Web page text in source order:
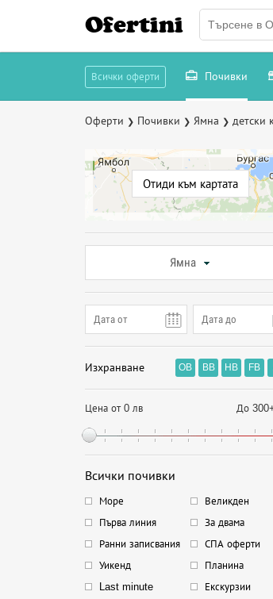
Ofertini
Всички оферти Почивки
Оферти ❯ Почивки ❯ Ямна ❯ детски
Отиди към картата
Ямна
Изхранване OB BB HB FB
Цена от 0 лв До
Всички почивки
Море
Великден
Първа линия
За двама
Ранни записвания
СПА оферти
Уикенд
Планина
Last minute
Екскурзии